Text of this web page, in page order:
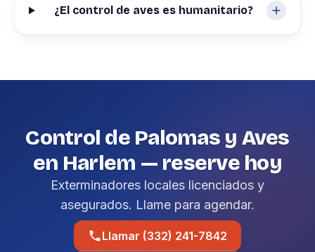
¿El control de aves es humanitario?
Control de Palomas y Aves
en Harlem — reserve hoy
Exterminadores locales licenciados y
asegurados. Llame para agendar.
Llamar (332) 241-7842